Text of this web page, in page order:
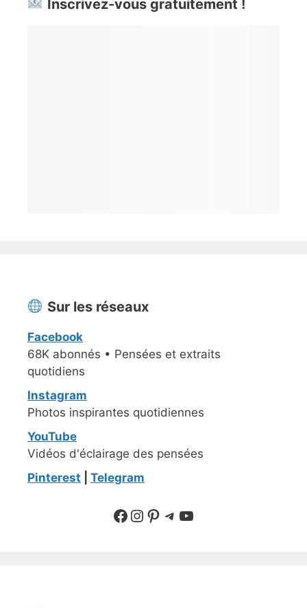
Inscrivez-vous gratuitement !
Sur les réseaux
Facebook
68K abonnés • Pensées et extraits
quotidiens
Instagram
Photos inspirantes quotidiennes
YouTube
Vidéos d'éclairage des pensées
Pinterest
Telegram
Suivre sur Facebook
Suivre sur Instagram
Pinterest
Sur Telegram
YouTube